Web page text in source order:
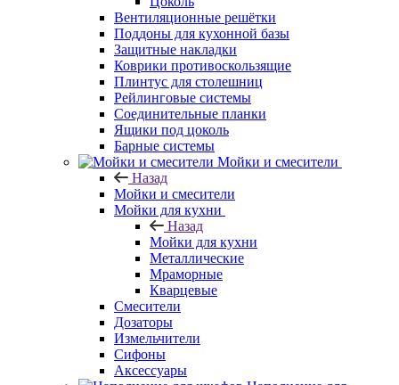
Вентиляционные решётки
Поддоны для кухонной базы
Защитные накладки
Коврики противоскользящие
Плинтус для столешниц
Рейлинговые системы
Соединительные планки
Ящики под цоколь
Барные системы
Мойки и смесители
Назад
Мойки и смесители
Мойки для кухни
Назад
Мойки для кухни
Металлические
Мраморные
Кварцевые
Смесители
Дозаторы
Измельчители
Сифоны
Аксессуары